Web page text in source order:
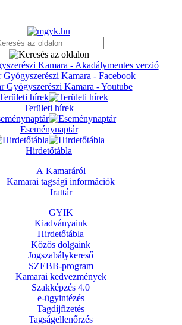
Területi hírek
Eseménynaptár
Hirdetőtábla
A Kamaráról
Kamarai tagsági információk
Irattár
GYIK
Kiadványaink
Hirdetőtábla
Közös dolgaink
Jogszabálykereső
SZEBB-program
Kamarai kedvezmények
Szakképzés 4.0
e-ügyintézés
Tagdíjfizetés
Tagságellenőrzés